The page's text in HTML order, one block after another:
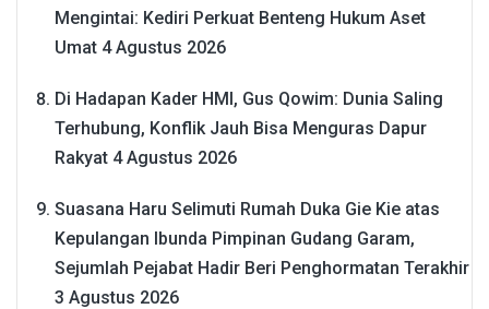
Mengintai: Kediri Perkuat Benteng Hukum Aset
Umat 4 Agustus 2026
Di Hadapan Kader HMI, Gus Qowim: Dunia Saling
Terhubung, Konflik Jauh Bisa Menguras Dapur
Rakyat 4 Agustus 2026
Suasana Haru Selimuti Rumah Duka Gie Kie atas
Kepulangan Ibunda Pimpinan Gudang Garam,
Sejumlah Pejabat Hadir Beri Penghormatan Terakhir
3 Agustus 2026